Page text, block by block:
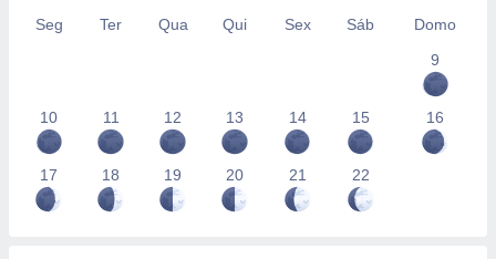
Seg Ter Qua Qui Sex Sáb
Domo
9
10 11 12 13 14 15 16
17 18 19 20 21 22